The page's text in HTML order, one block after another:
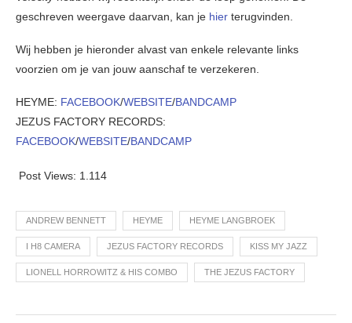
geschreven weergave daarvan, kan je hier terugvinden.
Wij hebben je hieronder alvast van enkele relevante links
voorzien om je van jouw aanschaf te verzekeren.
HEYME: FACEBOOK/WEBSITE/BANDCAMP
JEZUS FACTORY RECORDS:
FACEBOOK/WEBSITE/BANDCAMP
Post Views: 1.114
ANDREW BENNETT HEYME HEYME LANGBROEK
I H8 CAMERA JEZUS FACTORY RECORDS KISS MY JAZZ
LIONELL HORROWITZ & HIS COMBO THE JEZUS FACTORY